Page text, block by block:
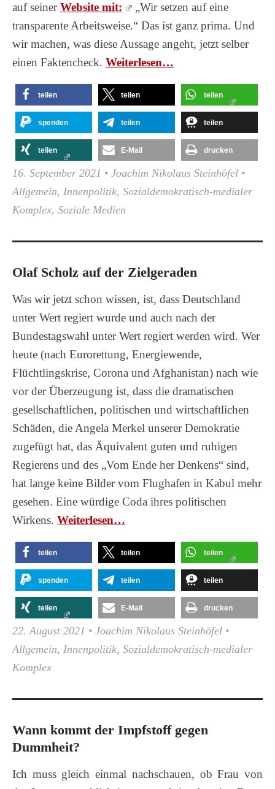
auf seinerWebsite mit:
„Wir setzen auf eine
transparente Arbeitsweise.“ Das ist ganz prima. Und
wir machen, was diese Aussage angeht, jetzt selber
einen Faktencheck. Wei­ter­le­sen…
teilen teilen teilen
spenden teilen teilen
teilen E-Mail drucken
16. September 2021 • Joachim Nikolaus Steinhöfel •
Allgemein, Innenpolitik, Sozialdemokratisch-medialer
Komplex, Soziale Medien
Olaf Scholz auf der Zielgeraden
Was wir jetzt schon wissen, ist, dass Deutschland
unter Wert regiert wurde und auch nach der
Bundestagswahl unter Wert regiert werden wird. Wer
heute (nach Eurorettung, Energiewende,
Flüchtlingskrise, Corona und Afghanistan) nach wie
vor der Überzeugung ist, dass die dramatischen
gesellschaftlichen, politischen und wirtschaftlichen
Schäden, die Angela Merkel unserer Demokratie
zugefügt hat, das Äquivalent guten und ruhigen
Regierens und des „Vom Ende her Denkens“ sind,
hat lange keine Bilder vom Flughafen in Kabul mehr
gesehen. Eine würdige Coda ihres politischen
Wirkens. Wei­ter­le­sen…
teilen teilen teilen
spenden teilen teilen
teilen E-Mail drucken
22. August 2021 • Joachim Nikolaus Steinhöfel •
Allgemein, Innenpolitik, Sozialdemokratisch-medialer
Komplex
Wann kommt der Impfstoff gegen
Dummheit?
Ich muss gleich einmal nachschauen, ob Frau von